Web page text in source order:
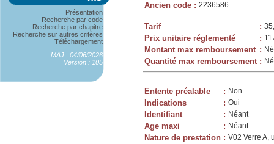
Présentation
Recherche par code
Recherche par chapitre
Recherche sur autres critères
Téléchargement
MAJ : 04/06/2026
Version : 105
Ancien code : 2236586
Tarif :
Prix unitaire réglementé :
Montant max remboursement :
Quantité max remboursement :
Entente préalable : Non
Indications : Oui
Identifiant : Néant
Age maxi : Néant
Nature de prestation : V02 Verre A,